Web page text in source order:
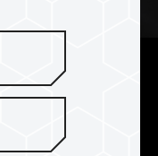
孔位，都能轻松
快捷又方便。